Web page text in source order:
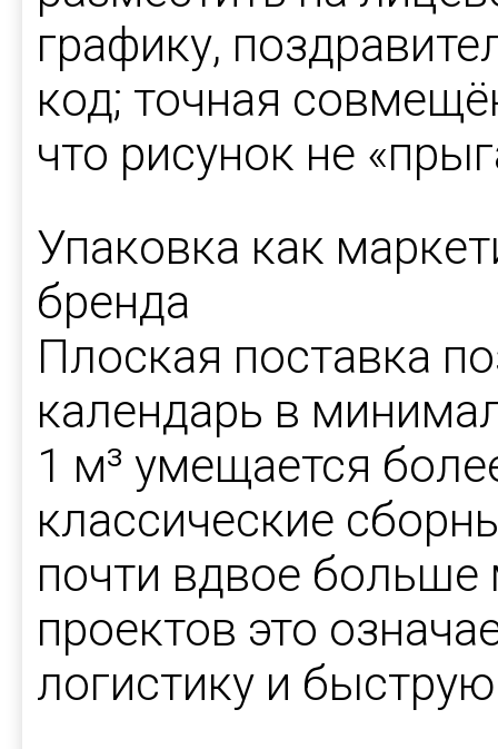
графику,
код; точная
что рисунок не
Упаковка как
бренда
Плоская поставка
календарь в
1 м³ умещается
классические
почти вдвое
проектов это
логистику и